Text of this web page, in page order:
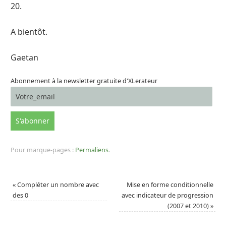
20.
A bientôt.
Gaetan
Abonnement à la newsletter gratuite d'XLerateur
Pour marque-pages : Permaliens.
«Compléter un nombre avec
des 0
Mise en forme conditionnelle
avec indicateur de progression
(2007 et 2010)»